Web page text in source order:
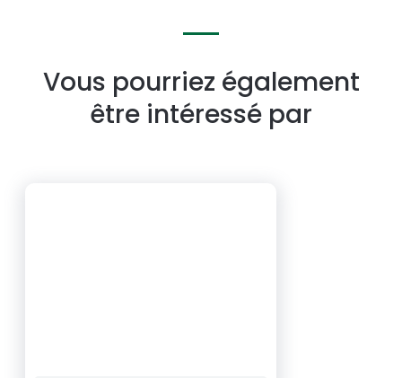
Vous pourriez également
être intéressé par